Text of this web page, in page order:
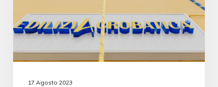
17 Agosto 2023